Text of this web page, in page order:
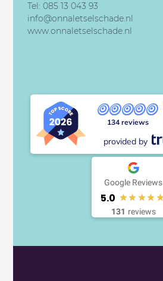
Tel: 085 13 043 93
info@onnaletselschade.nl
www.onnaletselschade.nl
134 reviews
provided by
Google Reviews
5.0
131 reviews